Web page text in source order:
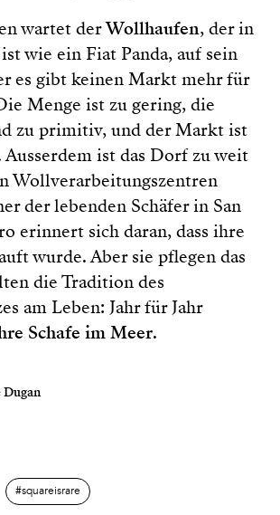
wartet derWollhaufen, der in
wie ein Fiat Panda, auf sein
es gibt keinen Markt mehr für
Menge ist zu gering, die
zu primitiv, und der Markt ist
ist das Dorf zu weit
Wollverarbeitungszentren
der lebenden Schäfer in San
erinnert sich daran, dass ihre
wurde. Aber sie pflegen das
die Tradition des
am Leben: Jahr für Jahr
Schafe im Meer.
squareisrare